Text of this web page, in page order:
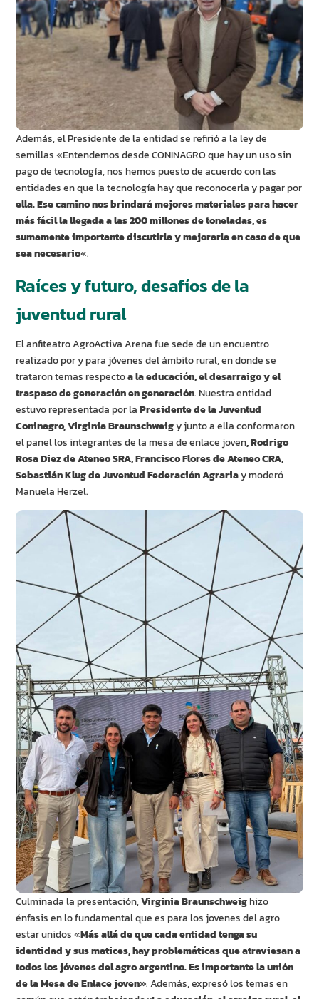
Además, el Presidente de la entidad se refirió a la ley de
semillas «Entendemos desde CONINAGRO que hay un uso sin
pago de tecnología, nos hemos puesto de acuerdo con las
entidades en que la tecnología hay que reconocerla y pagar por
ella. Ese camino nos brindará mejores materiales para hacer
más fácil la llegada a las 200 millones de toneladas, es
sumamente importante discutirla y mejorarla en caso de que
sea necesario«.
Raíces y futuro, desafíos de la
juventud rural
El anfiteatro AgroActiva Arena fue sede de un encuentro
realizado por y para jóvenes del ámbito rural, en donde se
trataron temas respectoa la educación, el desarraigo y el
traspaso de generación en generación. Nuestra entidad
estuvo representada por laPresidente de la Juventud
Coninagro, Virginia Braunschweigy junto a ella conformaron
el panel los integrantes de la mesa de enlace joven, Rodrigo
Rosa Diez de Ateneo SRA, Francisco Flores de Ateneo CRA,
Sebastián Klug de Juventud Federación Agrariay moderó
Manuela Herzel.
Culminada la presentación,Virginia Braunschweighizo
énfasis en lo fundamental que es para los jovenes del agro
estar unidos «Más allá de que cada entidad tenga su
identidad y sus matices, hay problemáticas que atraviesan a
todos los jóvenes del agro argentino. Es importante la unión
de la Mesa de Enlace joven». Además, expresó los temas en